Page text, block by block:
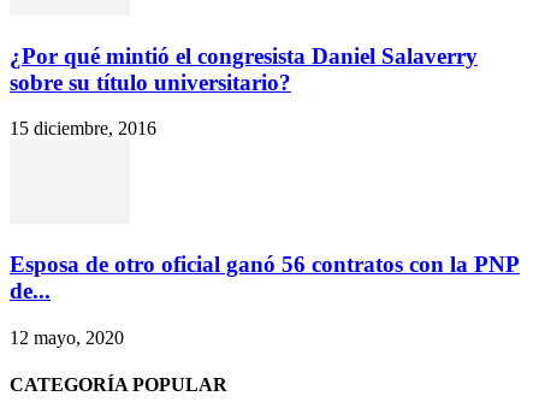
¿Por qué mintió el congresista Daniel Salaverry
sobre su título universitario?
15 diciembre, 2016
Esposa de otro oficial ganó 56 contratos con la PNP
de...
12 mayo, 2020
CATEGORÍA POPULAR